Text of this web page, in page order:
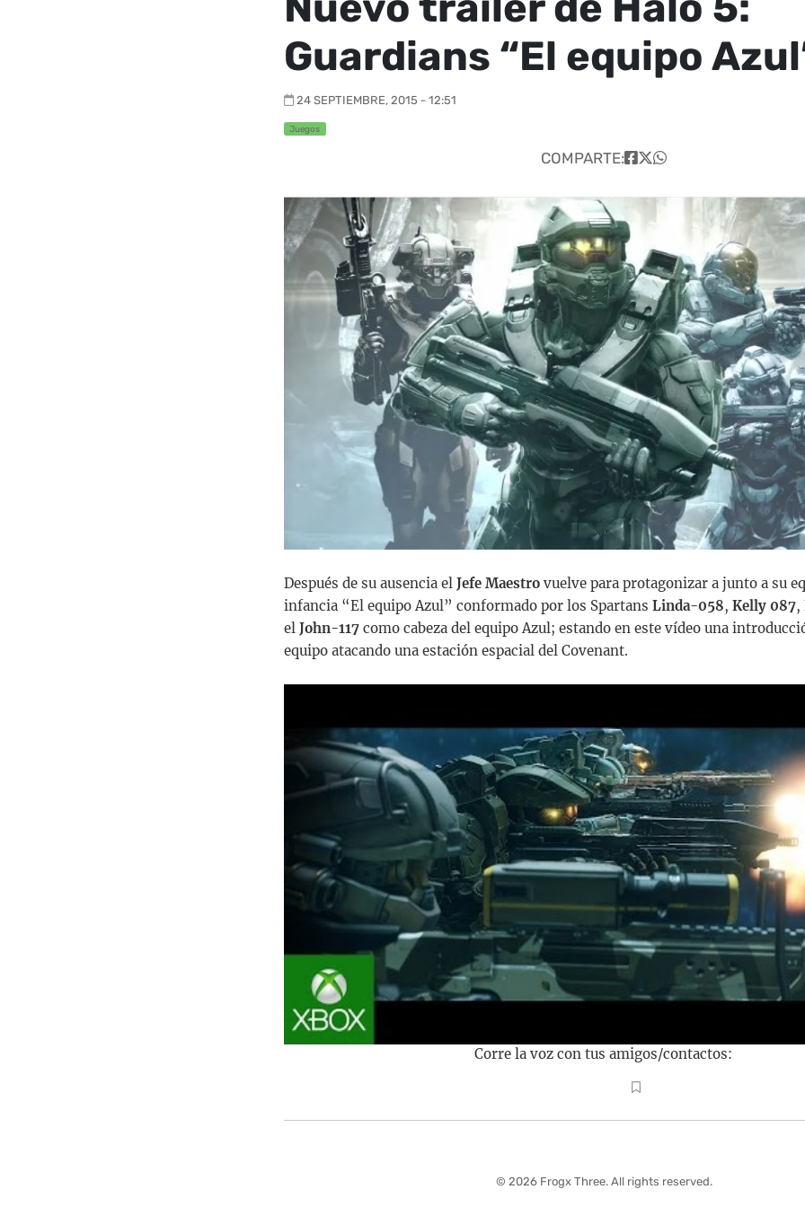
Guardians “El equipo
24 SEPTIEMBRE, 2015 - 12:51
Juegos
COMPARTE:
Después de su ausencia el Jefe Maestro vuelve para protagonizar a junto a su
infancia “El equipo Azul” conformado por los Spartans Linda-058, Kelly 087,
el John-117 como cabeza del equipo Azul; estando en este vídeo una
equipo atacando una estación espacial del Covenant.
Corre la voz con tus amigos/contactos:
© 2026 Frogx Three. All rights reserved.